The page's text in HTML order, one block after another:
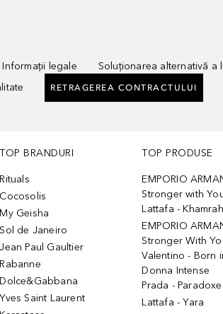
Informații legale Soluționarea alternativă a
RETRAGEREA CONTRACTULUI
TOP BRANDURI
Rituals
Cocosolis
My Geisha
Sol de Janeiro
Jean Paul Gaultier
Rabanne
Dolce&Gabbana
Yves Saint Laurent
TOP PRODUSE
EMPORIO
Stronger with
Lattafa -
EMPORIO
Stronger With
Valentino - Born
Donna Intense
Prada -
Lattafa - Yara